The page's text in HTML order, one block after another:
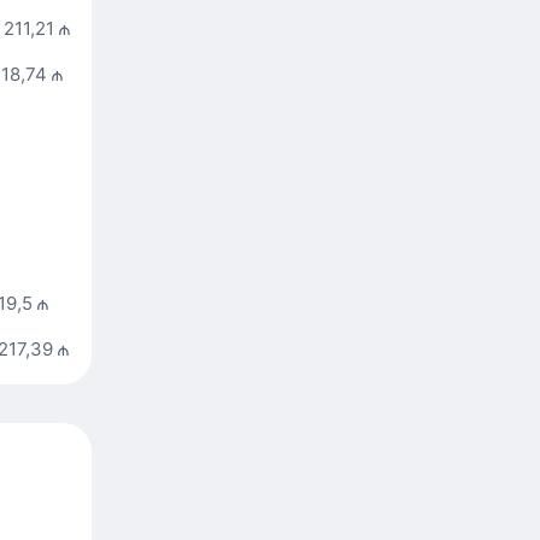
211,21 ₼
₼
₼
₼